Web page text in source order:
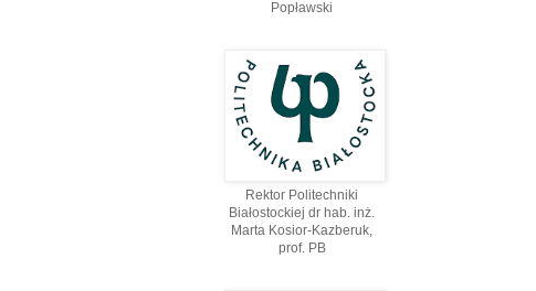
Popławski
Rektor Politechniki
Białostockiej dr hab. inż.
Marta Kosior-Kazberuk,
prof. PВ